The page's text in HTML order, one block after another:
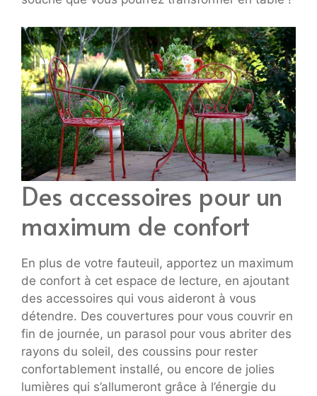
Des accessoires pour un
maximum de confort
En plus de votre fauteuil, apportez un maximum
de confort à cet espace de lecture, en ajoutant
des accessoires qui vous aideront à vous
détendre. Des couvertures pour vous couvrir en
fin de journée, un parasol pour vous abriter des
rayons du soleil, des coussins pour rester
confortablement installé, ou encore de jolies
lumières qui s’allumeront grâce à l’énergie du